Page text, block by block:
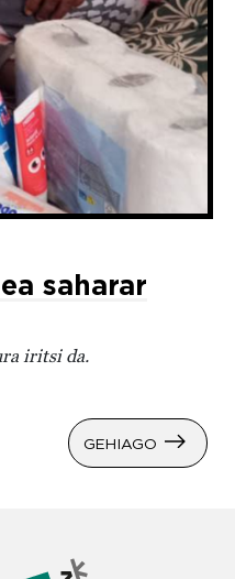
saharar
iritsi da.
GEHIAGO